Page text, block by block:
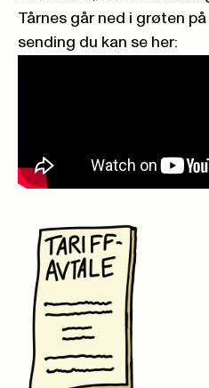
Tårnes går ned i grøten
sending du kan se her: